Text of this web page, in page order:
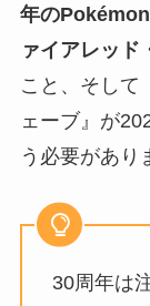
年の
ァイアレッド
こと、そして
ェーブ』が
う必要があり
30周年は